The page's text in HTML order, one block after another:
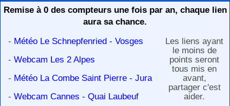
Remise à 0 des compteurs une fois par an, chaque lien
aura sa chance.
- Météo Le Schnepfenried - Vosges
- Webcam Les 2 Alpes
- Météo La Combe Saint Pierre - Jura
- Webcam Cannes - Quai Laubeuf
Les liens ayant
le moins de
points seront
tous mis en
avant,
partager c'est
aider.